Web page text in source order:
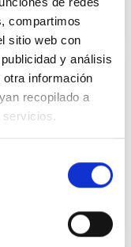
compartimos
sitio web con
y análisis
información
recopilado a
servicios.
Saber más
de Salud (SNS) y